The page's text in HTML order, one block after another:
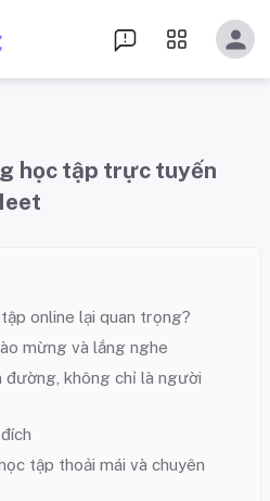
học tập trực tuyến
online lại quan trọng?
mừng và lắng nghe
đường, không chỉ là người
tập thoải mái và chuyên